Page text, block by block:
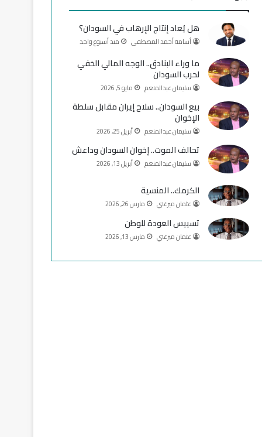
و
ك
T
u
b
e
ق
ر
ا
م
هل يُعاد إنتاج الإرهاب في السودان؟
أسامة أحمد المصطفى منذ أسبوع واحد
ما وراء البنادق.. الوجه المالي الخفي
لحرب السودان
سليمان عبدالمنعم مايو 5, 2026
بيع السودان.. سلاح إيران مقابل سلطة
الإخوان
سليمان عبدالمنعم أبريل 25, 2026
تحالف الموت.. إخوان السودان وداعش
سليمان عبدالمنعم أبريل 13, 2026
الكرمك.. المنسية
عثمان ميرغني مارس 26, 2026
تسييس العودة للوطن
عثمان ميرغني مارس 13, 2026